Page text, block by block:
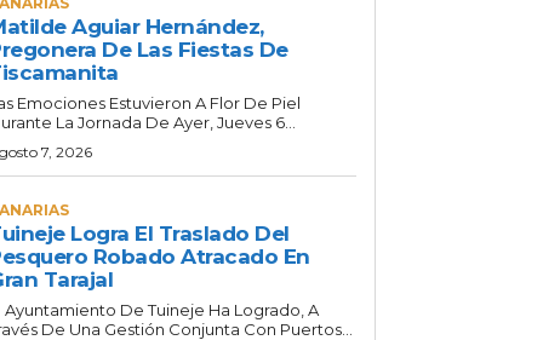
Aguiar Hernández,
De Las Fiestas De
Emociones Estuvieron A Flor De Piel
La Jornada De Ayer, Jueves 6...
7, 2026
Logra El Traslado Del
Robado Atracado En
Tarajal
Ayuntamiento De Tuineje Ha Logrado, A
De Una Gestión Conjunta Con Puertos...